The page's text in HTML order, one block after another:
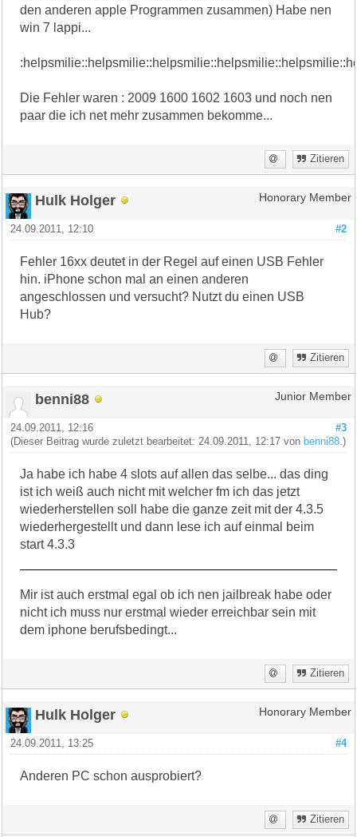
den anderen apple Programmen zusammen) Habe nen
win 7 lappi...
Die Fehler waren : 2009 1600 1602 1603 und noch nen
paar die ich net mehr zusammen bekomme...
Zitieren
Hulk Holger Honorary Member
#2
24.09.2011, 12:10
Fehler 16xx deutet in der Regel auf einen USB Fehler
hin. iPhone schon mal an einen anderen
angeschlossen und versucht? Nutzt du einen USB
Hub?
Zitieren
benni88 Junior Member
#3
24.09.2011, 12:16
(Dieser Beitrag wurde zuletzt bearbeitet: 24.09.2011, 12:17 von benni88 .)
Ja habe ich habe 4 slots auf allen das selbe... das ding
ist ich weiß auch nicht mit welcher fm ich das jetzt
wiederherstellen soll habe die ganze zeit mit der 4.3.5
wiederhergestellt und dann lese ich auf einmal beim
start 4.3.3
Mir ist auch erstmal egal ob ich nen jailbreak habe oder
nicht ich muss nur erstmal wieder erreichbar sein mit
dem iphone berufsbedingt...
Zitieren
Hulk Holger Honorary Member
#4
24.09.2011, 13:25
Anderen PC schon ausprobiert?
Zitieren